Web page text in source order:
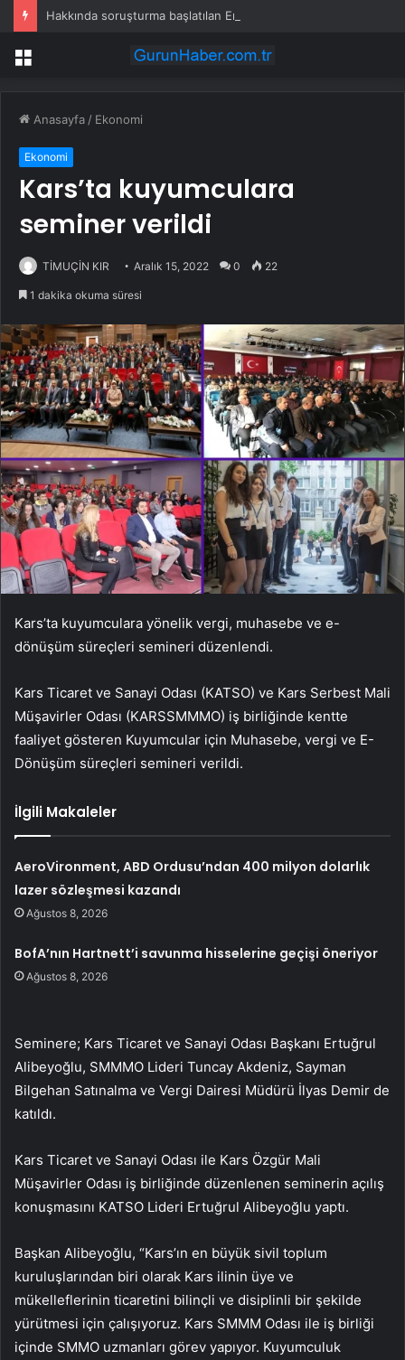
Menü
Anasayfa / Ekonomi
Ekonomi
Kars’ta kuyumculara
seminer verildi
TİMUÇİN KIR Aralık 15, 2022 0 22
1 dakika okuma süresi
Kars’ta kuyumculara yönelik vergi, muhasebe ve e-
dönüşüm süreçleri semineri düzenlendi.
Kars Ticaret ve Sanayi Odası (KATSO) ve Kars Serbest Mali
Müşavirler Odası (KARSSMMMO) iş birliğinde kentte
faaliyet gösteren Kuyumcular için Muhasebe, vergi ve E-
Dönüşüm süreçleri semineri verildi.
İlgili Makaleler
AeroVironment, ABD Ordusu’ndan 400 milyon dolarlık
lazer sözleşmesi kazandı
Ağustos 8, 2026
BofA’nın Hartnett’i savunma hisselerine geçişi öneriyor
Ağustos 8, 2026
Seminere; Kars Ticaret ve Sanayi Odası Başkanı Ertuğrul
Alibeyoğlu, SMMMO Lideri Tuncay Akdeniz, Sayman
Bilgehan Satınalma ve Vergi Dairesi Müdürü İlyas Demir de
katıldı.
Kars Ticaret ve Sanayi Odası ile Kars Özgür Mali
Müşavirler Odası iş birliğinde düzenlenen seminerin açılış
konuşmasını KATSO Lideri Ertuğrul Alibeyoğlu yaptı.
Başkan Alibeyoğlu, “Kars’ın en büyük sivil toplum
kuruluşlarından biri olarak Kars ilinin üye ve
mükelleflerinin ticaretini bilinçli ve disiplinli bir şekilde
yürütmesi için çalışıyoruz. Kars SMMM Odası ile iş birliği
içinde SMMO uzmanları görev yapıyor. Kuyumculuk